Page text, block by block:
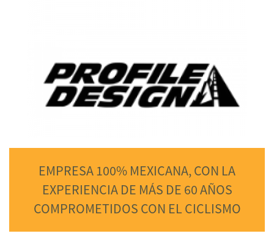
EMPRESA 100% MEXICANA, CON LA
EXPERIENCIA DE MÁS DE 60 AÑOS
COMPROMETIDOS CON EL CICLISMO